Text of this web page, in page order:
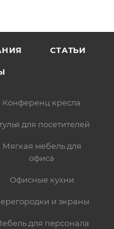
СТАТЬИ
Конференц кресла
для посетителей
Мягкая мебель для
офиса
Офисные кухни
и экраны
для персонала